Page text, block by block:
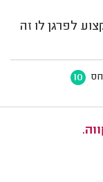
לפרגן לו זה
10